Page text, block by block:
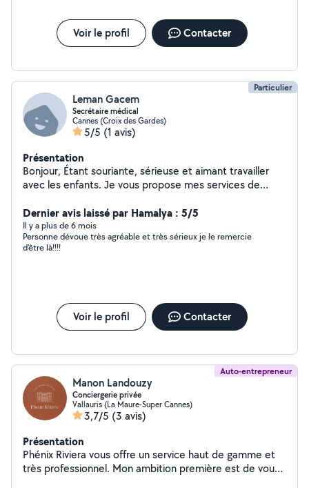
Voir le profil Contacter
Particulier
Leman Gacem
Secrétaire médical
Cannes (Croix des Gardes)
5/5 (1 avis)
Présentation
Bonjour, Étant souriante, sérieuse et aimant travailler
avec les enfants. Je vous propose mes services de
semaine et les week-ends.
Dernier avis laissé par Hamalya : 5/5
Il y a plus de 6 mois
Personne dévoue très agréable et très sérieux je le remercie
d’être là!!!!
Voir le profil Contacter
Auto-entrepreneur
Manon Landouzy
Conciergerie privée
Vallauris (La Maure-Super Cannes)
3,7/5 (3 avis)
Présentation
Phénix Riviera vous offre un service haut de gamme et
très professionnel. Mon ambition première est de vous